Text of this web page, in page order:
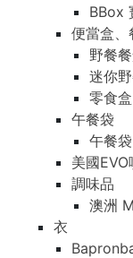
BBox
便當盒、
野餐
迷你
零食盒
午餐袋
午餐袋
美國
調味品
澳洲
衣